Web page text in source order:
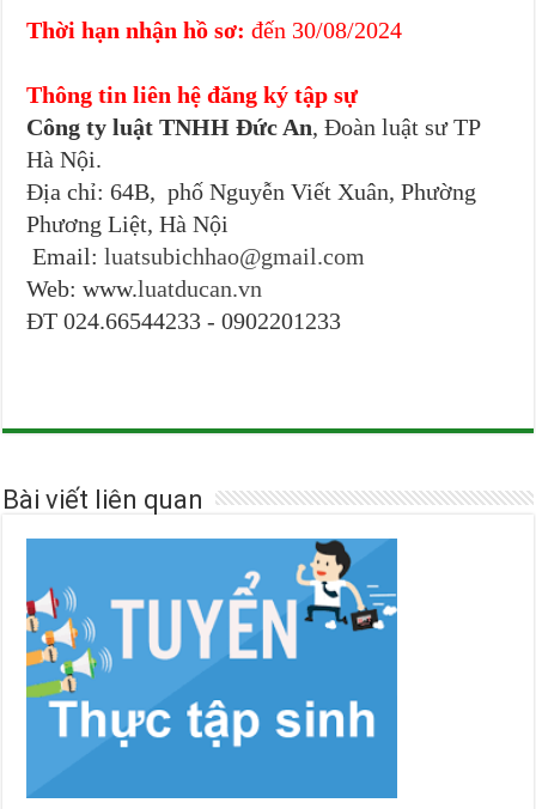
Thời hạn nhận hồ sơ: đến 30/08/2024
Thông tin liên hệ đăng ký tập sự
Công ty luật TNHH Đức An, Đoàn luật sư TP
Hà Nội.
Địa chỉ: 64B, phố Nguyễn Viết Xuân, Phường
Phương Liệt, Hà Nội
Email:luatsubichhao@gmail.com
Web: www.luatducan.vn
ĐT 024.66544233 - 0902201233
Bài viết liên quan